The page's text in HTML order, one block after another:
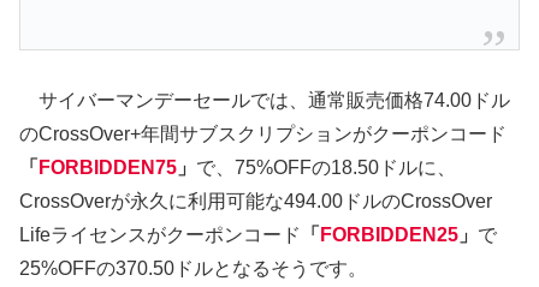
サイバーマンデーセールでは、通常販売価格74.00ドル
のCrossOver+年間サブスクリプションがクーポンコード
「 FORBIDDEN75 」 で、75%OFFの18.50ドルに、
CrossOverが永久に利用可能な494.00ドルのCrossOver
Lifeライセンスがクーポンコード
「 FORBIDDEN25 」 で
25%OFFの370.50ドルとなるそうです。